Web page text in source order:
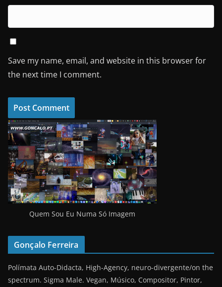
Save my name, email, and website in this browser for
the next time I comment.
Quem Sou Eu Numa Só Imagem
Gonçalo Ferreira
Polímata Auto-Didacta, High-Agency, neuro-divergente/on the
spectrum. Sigma Male. Vegan, Músico, Compositor, Pintor,